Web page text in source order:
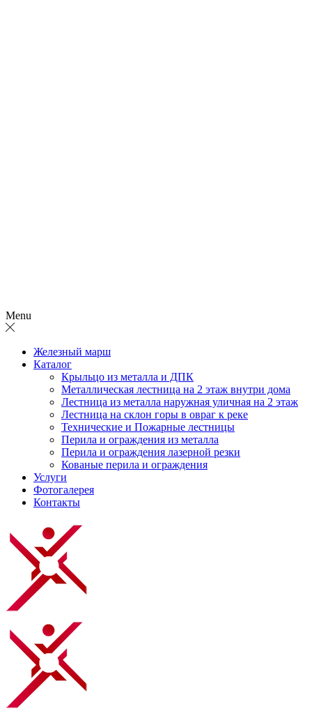
Menu
Железный марш
Каталог
Крыльцо из металла и ДПК
Металлическая лестница на 2 этаж внутри дома
Лестница из металла наружная уличная на 2 этаж
Лестница на склон горы в овраг к реке
Технические и Пожарные лестницы
Перила и ограждения из металла
Перила и ограждения лазерной резки
Кованые перила и ограждения
Услуги
Фотогалерея
Контакты